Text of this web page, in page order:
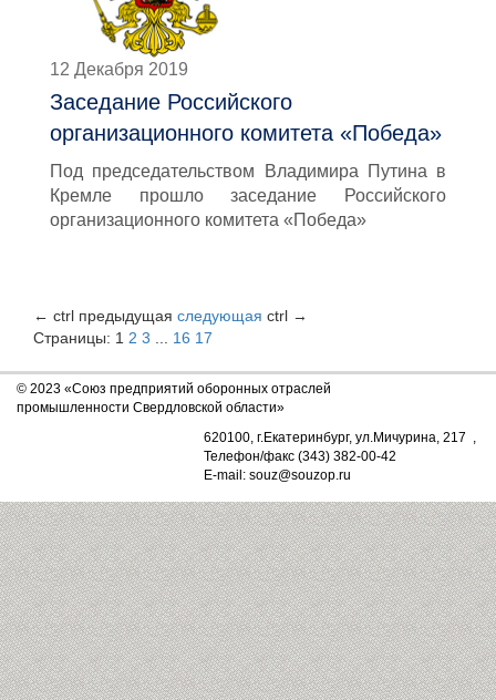
12 Декабря 2019
Заседание Российского
организационного комитета «Победа»
Под председательством Владимира Путина в
Кремле прошло заседание Российского
организационного комитета «Победа»
← ctrl предыдущая следующая ctrl →
Страницы: 1 2 3 ... 16 17
© 2023 «Союз предприятий оборонных отраслей
промышленности Свердловской области»
620100, г.Екатеринбург, ул.Мичурина, 217 ,
Телефон/факс (343) 382-00-42
E-mail: souz@souzop.ru